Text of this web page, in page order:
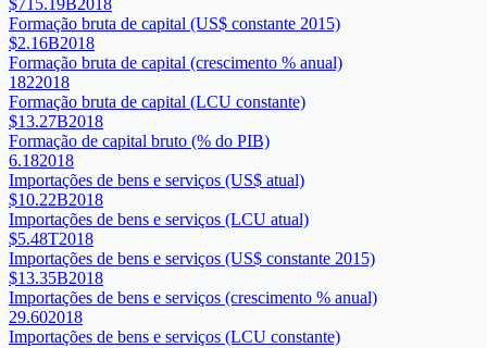
Formação bruta de capital (US$ constante 2015)
$2.16B2018
Formação bruta de capital (crescimento % anual)
1822018
Formação bruta de capital (LCU constante)
$13.27B2018
Formação de capital bruto (% do PIB)
6.182018
Importações de bens e serviços (US$ atual)
$10.22B2018
Importações de bens e serviços (LCU atual)
$5.48T2018
Importações de bens e serviços (US$ constante 2015)
$13.35B2018
Importações de bens e serviços (crescimento % anual)
29.602018
Importações de bens e serviços (LCU constante)